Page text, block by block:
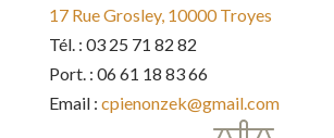
17 Rue Grosley, 10000 Troyes
Tél. : 03 25 71 82 82
Port. : 06 61 18 83 66
Email : cpienonzek@gmail.com